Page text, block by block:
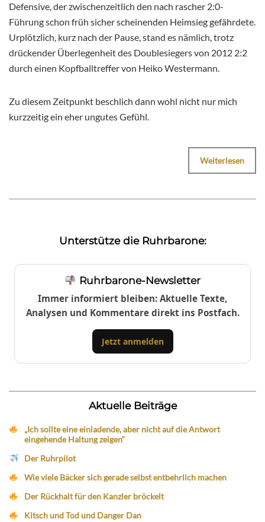
Defensive, der zwischenzeitlich den nach rascher 2:0-
Führung schon früh sicher scheinenden Heimsieg gefährdete.
Urplötzlich, kurz nach der Pause, stand es nämlich, trotz
drückender Überlegenheit des Doublesiegers von 2012 2:2
durch einen Kopfballtreffer von Heiko Westermann.
Zu diesem Zeitpunkt beschlich dann wohl nicht nur mich
kurzzeitig ein eher ungutes Gefühl.
Weiterlesen
Unterstütze die Ruhrbarone:
Ruhrbarone-Newsletter
Immer informiert bleiben: Aktuelle Texte,
Analysen und Kommentare direkt ins Postfach.
Jetzt anmelden
Aktuelle Beiträge
„Ich sollte eine einladende, aber nicht auf die Antwort
eingehende Haltung zeigen“
Der Ruhrpilot
Wie viele Bäcker sich gerade selbst entbehrlich machen
Der Rückhalt für den Kanzler bröckelt
Kitsch und Tod und Danger Dan